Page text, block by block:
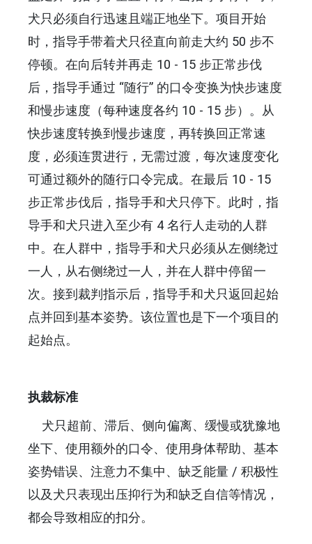
犬只必须自行迅速且端正地坐下。项目开始
时，指导手带着犬只径直向前走大约 50 步不
停顿。在向后转并再走 10 - 15 步正常步伐
后，指导手通过 “随行” 的口令变换为快步速度
和慢步速度（每种速度各约 10 - 15 步）。从
快步速度转换到慢步速度，再转换回正常速
度，必须连贯进行，无需过渡，每次速度变化
可通过额外的随行口令完成。在最后 10 - 15
步正常步伐后，指导手和犬只停下。此时，指
导手和犬只进入至少有 4 名行人走动的人群
中。在人群中，指导手和犬只必须从左侧绕过
一人，从右侧绕过一人，并在人群中停留一
次。接到裁判指示后，指导手和犬只返回起始
点并回到基本姿势。该位置也是下一个项目的
起始点。
执裁标准
犬只超前、滞后、侧向偏离、缓慢或犹豫地
坐下、使用额外的口令、使用身体帮助、基本
姿势错误、注意力不集中、缺乏能量 / 积极性
以及犬只表现出压抑行为和缺乏自信等情况，
都会导致相应的扣分。